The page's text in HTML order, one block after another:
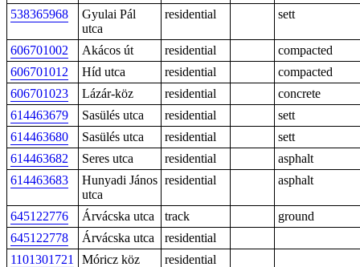
538365968
Gyulai Pál
utca
residential sett
606701002 Akácos út residential
compacted
606701012
Híd utca residential
compacted
606701023
Lázár-köz residential
concrete
614463679
Sasülés utca residential
sett
614463680
Sasülés utca residential
sett
614463682
Seres utca residential
asphalt
614463683
Hunyadi János
utca
residential asphalt
645122776 Árvácska utca track
ground
645122778
Árvácska utca
residential
1101301721
Móricz köz
residential